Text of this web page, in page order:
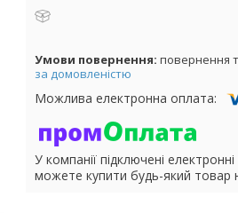
повернення
за домовленістю
У компанії підключені
можете купити будь-який товар